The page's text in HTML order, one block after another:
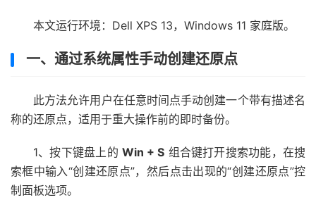
本文运行环境：Dell XPS 13，Windows 11 家庭版。
一、通过系统属性手动创建还原点
此方法允许用户在任意时间点手动创建一个带有描述名
称的还原点，适用于重大操作前的即时备份。
1、按下键盘上的 Win + S 组合键打开搜索功能，在搜
索框中输入“创建还原点”，然后点击出现的“创建还原点”控
制面板选项。